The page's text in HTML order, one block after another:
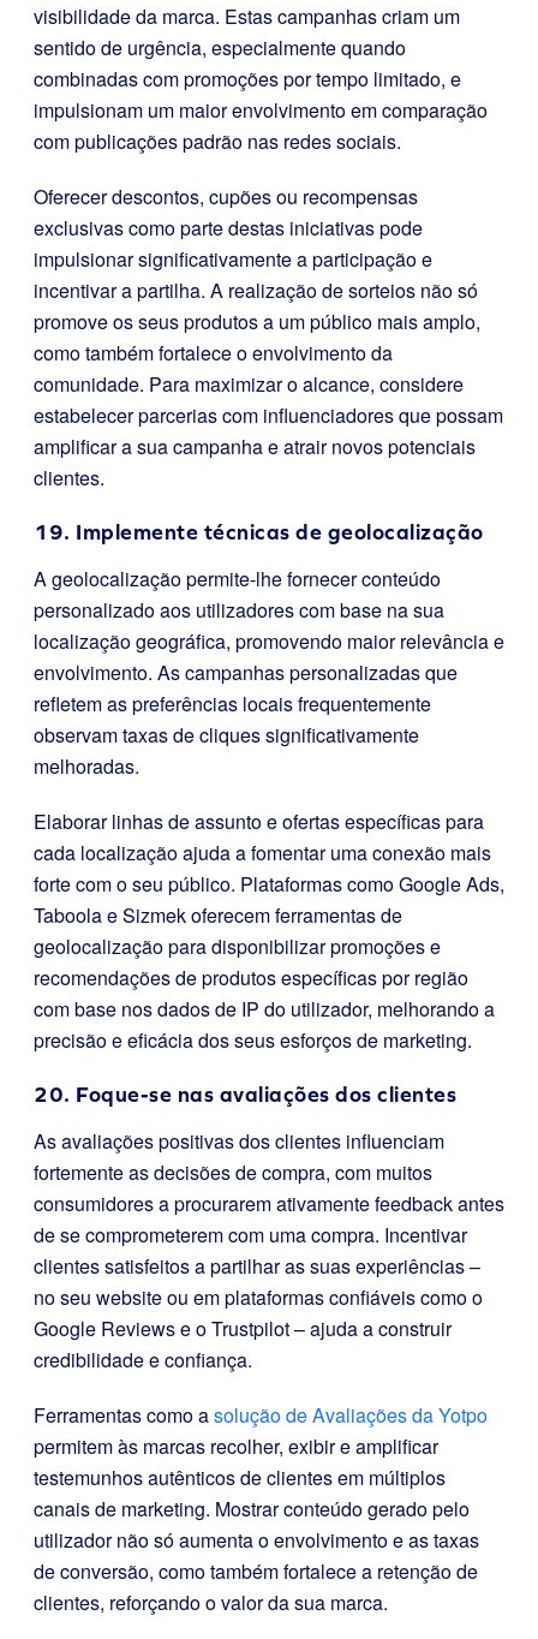
visibilidade da marca. Estas campanhas criam um
sentido de urgência, especialmente quando
combinadas com promoções por tempo limitado, e
impulsionam um maior envolvimento em comparação
com publicações padrão nas redes sociais.
Oferecer descontos, cupões ou recompensas
exclusivas como parte destas iniciativas pode
impulsionar significativamente a participação e
incentivar a partilha. A realização de sorteios não só
promove os seus produtos a um público mais amplo,
como também fortalece o envolvimento da
comunidade. Para maximizar o alcance, considere
estabelecer parcerias com influenciadores que possam
amplificar a sua campanha e atrair novos potenciais
clientes.
19. Implemente técnicas de geolocalização
A geolocalização permite-lhe fornecer conteúdo
personalizado aos utilizadores com base na sua
localização geográfica, promovendo maior relevância e
envolvimento. As campanhas personalizadas que
refletem as preferências locais frequentemente
observam taxas de cliques significativamente
melhoradas.
Elaborar linhas de assunto e ofertas específicas para
cada localização ajuda a fomentar uma conexão mais
forte com o seu público. Plataformas como Google Ads,
Taboola e Sizmek oferecem ferramentas de
geolocalização para disponibilizar promoções e
recomendações de produtos específicas por região
com base nos dados de IP do utilizador, melhorando a
precisão e eficácia dos seus esforços de marketing.
20. Foque-se nas avaliações dos clientes
As avaliações positivas dos clientes influenciam
fortemente as decisões de compra, com muitos
consumidores a procurarem ativamente feedback antes
de se comprometerem com uma compra. Incentivar
clientes satisfeitos a partilhar as suas experiências –
no seu website ou em plataformas confiáveis como o
Google Reviews e o Trustpilot – ajuda a construir
credibilidade e confiança.
Ferramentas como asolução de Avaliações da Yotpo
permitem às marcas recolher, exibir e amplificar
testemunhos autênticos de clientes em múltiplos
canais de marketing. Mostrar conteúdo gerado pelo
utilizador não só aumenta o envolvimento e as taxas
de conversão, como também fortalece a retenção de
clientes, reforçando o valor da sua marca.